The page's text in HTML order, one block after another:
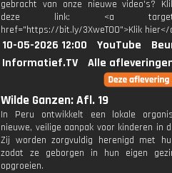
gebracht van onze nieuwe video's?
deze link: <a
href="https://bit.ly/3XweTO0">Klik hier</
10-05-2026 12:00 YouTube
Informatief.TV
Alle
Wilde Ganzen: Afl. 19
In Peru ontwikkelt een lokale
nieuwe, veilige aanpak voor kinderen in
Zij worden zorgvuldig herenigd met
zodat ze geborgen in hun eigen
opgroeien.